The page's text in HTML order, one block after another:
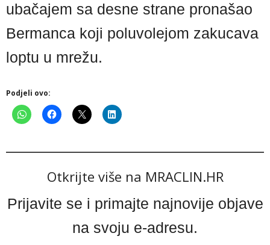
ubačajem sa desne strane pronašao
Bermanca koji poluvolejom zakucava
loptu u mrežu.
Podjeli ovo:
Otkrijte više na MRACLIN.HR
Prijavite se i primajte najnovije objave
na svoju e-adresu.